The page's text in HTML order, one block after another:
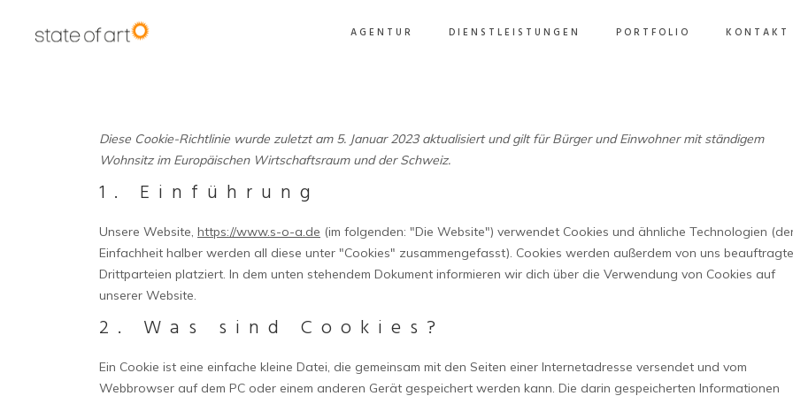
AGENTUR DIENSTLEISTUNGEN PORTFOLIO KONTAKT
Diese Cookie-Richtlinie wurde zuletzt am 5. Januar 2023 aktualisiert und gilt für Bürger und Einwohner mit ständigem
Wohnsitz im Europäischen Wirtschaftsraum und der Schweiz.
1. Einführung
Unsere Website, https://www.s-o-a.de (im folgenden: "Die Website") verwendet Cookies und ähnliche Technologien
Einfachheit halber werden all diese unter "Cookies" zusammengefasst). Cookies werden außerdem von uns
Drittparteien platziert. In dem unten stehendem Dokument informieren wir dich über die Verwendung von Cookies auf
unserer Website.
2. Was sind Cookies?
Ein Cookie ist eine einfache kleine Datei, die gemeinsam mit den Seiten einer Internetadresse versendet und vom
Webbrowser auf dem PC oder einem anderen Gerät gespeichert werden kann. Die darin gespeicherten Informationen